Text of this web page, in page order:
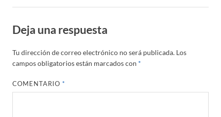
Deja una respuesta
Tu dirección de correo electrónico no será publicada. Los
campos obligatorios están marcados con *
COMENTARIO*